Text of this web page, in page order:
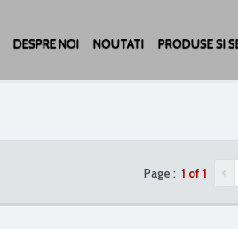
DESPRE NOI NOUTATI PRODUSE SI
Page : 1 of 1